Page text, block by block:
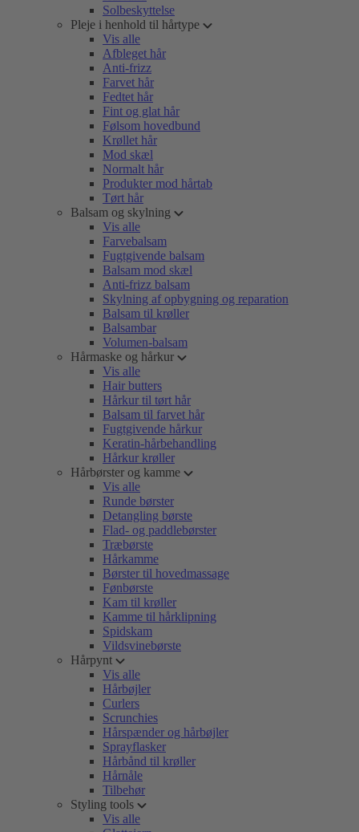
Solbeskyttelse
Pleje i henhold til hårtype
Vis alle
Afbleget hår
Anti-frizz
Farvet hår
Fedtet hår
Fint og glat hår
Følsom hovedbund
Krøllet hår
Mod skæl
Normalt hår
Produkter mod hårtab
Tørt hår
Balsam og skylning
Vis alle
Farvebalsam
Fugtgivende balsam
Balsam mod skæl
Anti-frizz balsam
Skylning af opbygning og reparation
Balsam til krøller
Balsambar
Volumen-balsam
Hårmaske og hårkur
Vis alle
Hair butters
Hårkur til tørt hår
Balsam til farvet hår
Fugtgivende hårkur
Keratin-hårbehandling
Hårkur krøller
Hårbørster og kamme
Vis alle
Runde børster
Detangling børste
Flad- og paddlebørster
Træbørste
Hårkamme
Børster til hovedmassage
Fønbørste
Kam til krøller
Kamme til hårklipning
Spidskam
Vildsvinebørste
Hårpynt
Vis alle
Hårbøjler
Curlers
Scrunchies
Hårspænder og hårbøjler
Sprayflasker
Hårbånd til krøller
Hårnåle
Tilbehør
Styling tools
Vis alle